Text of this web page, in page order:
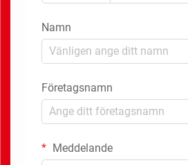
Namn
Företagsnamn
Meddelande